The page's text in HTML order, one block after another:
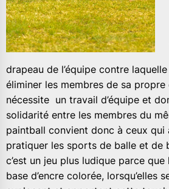
drapeau de l’équipe contre
éliminer les membres de sa propre
nécessite un travail d’équipe et
solidarité entre les membres du
paintball convient donc à ceux qui
pratiquer les sports de balle et de
c’est un jeu plus ludique parce que
base d’encre colorée, lorsqu’elles